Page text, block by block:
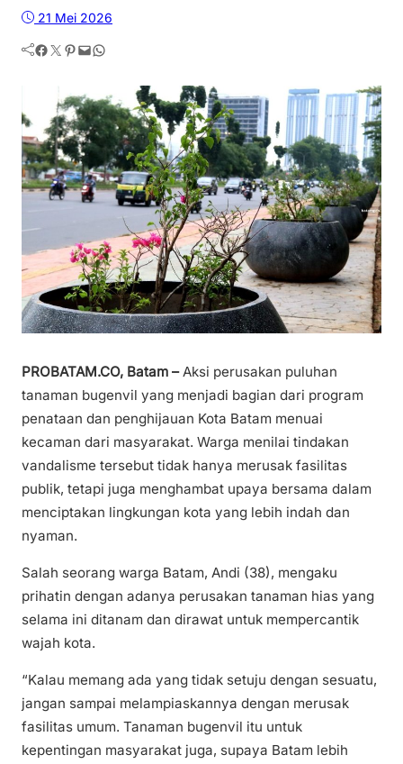
21 Mei 2026
Facebook Twitter Pinterest Mail WhatsApp
PROBATAM.CO, Batam –Aksi perusakan puluhan
tanaman bugenvil yang menjadi bagian dari program
penataan dan penghijauan Kota Batam menuai
kecaman dari masyarakat. Warga menilai tindakan
vandalisme tersebut tidak hanya merusak fasilitas
publik, tetapi juga menghambat upaya bersama dalam
menciptakan lingkungan kota yang lebih indah dan
nyaman.
Salah seorang warga Batam, Andi (38), mengaku
prihatin dengan adanya perusakan tanaman hias yang
selama ini ditanam dan dirawat untuk mempercantik
wajah kota.
“Kalau memang ada yang tidak setuju dengan sesuatu,
jangan sampai melampiaskannya dengan merusak
fasilitas umum. Tanaman bugenvil itu untuk
kepentingan masyarakat juga, supaya Batam lebih